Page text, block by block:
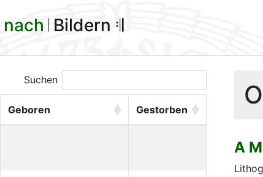
nach 𝄀 Bildern 𝄇
Suchen
Geboren Gestorben
A